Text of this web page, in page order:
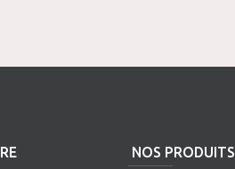
NOS PRODUITS